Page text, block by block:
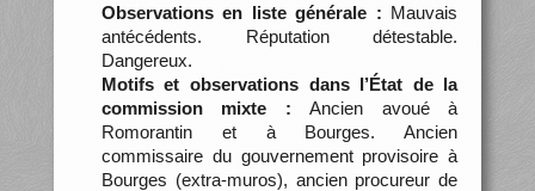
Observations en liste générale : Mauvais
antécédents. Réputation détestable.
Dangereux.
Motifs et observations dans l’État de la
commission mixte : Ancien avoué à
Romorantin et à Bourges. Ancien
commissaire du gouvernement provisoire à
Bourges (extra-muros), ancien procureur de